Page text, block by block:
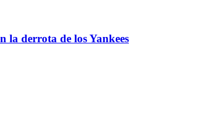
la derrota de los Yankees